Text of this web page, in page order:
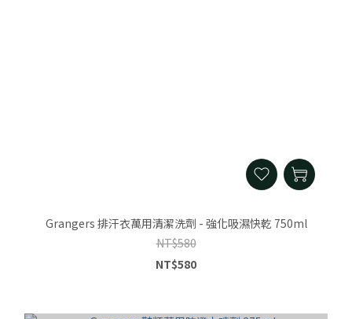
Grangers 排汗衣萬用清潔洗劑 - 強化吸濕快乾 750ml
NT$580
NT$580